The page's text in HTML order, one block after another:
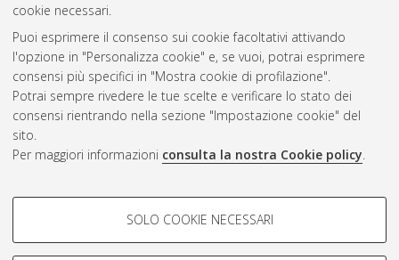
cookie necessari.
Puoi esprimere il consenso sui cookie facoltativi attivando
l'opzione in "Personalizza cookie" e, se vuoi, potrai esprimere
consensi più specifici in "Mostra cookie di profilazione".
Potrai sempre rivedere le tue scelte e verificare lo stato dei
consensi rientrando nella sezione "Impostazione cookie" del
sito.
Per maggiori informazioni consulta la nostra Cookie policy.
COOKIE DI PROFILAZIONE -
SOLO COOKIE NECESSARI
Atom
Rss
2.0
AMS Acta
ISSN: 2038-7954
re3data.org -
doi.org/10.17616/R3P19R
Servizio implementato e
Impostazioni Cookie
repository